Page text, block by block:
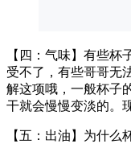
【四：气味】有些
受不了，有些哥哥无
解这项哦，一般杯子
干就会慢慢变淡的。
【五：出油】为什